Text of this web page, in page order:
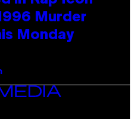
Murder
Monday